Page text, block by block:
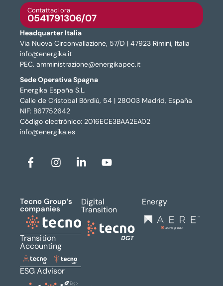
Contattaci ora
0541791306/07
Headquarter Italia
Via Nuova Circonvallazione, 57/D | 47923 Rimini, Italia
info@energika.it
PEC. amministrazione@energikapec.it
Sede Operativa Spagna
Energika España S.L.
Calle de Cristobal Bórdiù, 54 | 28003 Madrid, España
NIF: B67752642
Código electrónico: 2016ECE3BAA2EA02
info@energika.es
Tecno Group’s
companies
Transition
Accounting
ESG Advisor
Digital
Transition
Energy